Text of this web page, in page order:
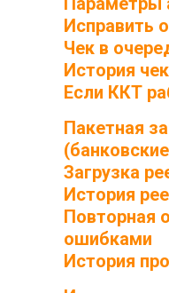
Исправить
Чек в
История
Если ККТ
Пакетная
Загрузка
История
Повторная
ошибками
История